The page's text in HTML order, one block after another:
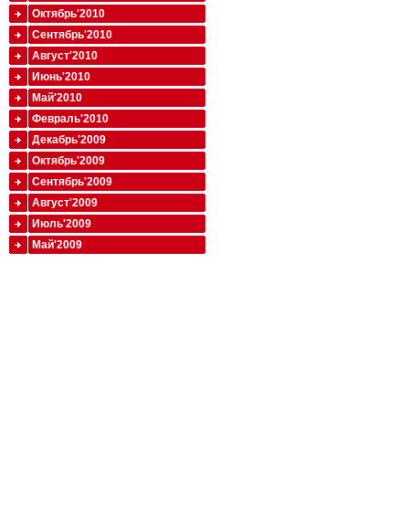
Октябрь'2010
Сентябрь'2010
Август'2010
Июнь'2010
Май'2010
Февраль'2010
Декабрь'2009
Октябрь'2009
Сентябрь'2009
Август'2009
Июль'2009
Май'2009